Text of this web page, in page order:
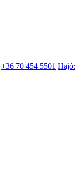
+36 70 454 5501 Hajó: